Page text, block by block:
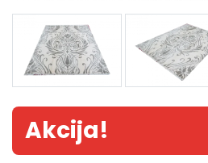
Akcija!